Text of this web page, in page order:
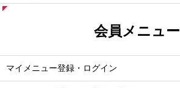
会員メニュー
マイメニュー登録・ログイン